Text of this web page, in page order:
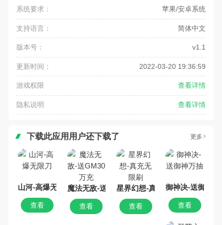
系统要求： 苹果/安卓系统
支持语言： 简体中文
版本号： v1.1
更新时间： 2022-03-20 19:36:59
游戏权限 查看详情
隐私说明 查看详情
下载此应用用户还下载了 更多
山河-高爆无限刀
查看
魔法无敌-送GM30万充
查看
星界幻想-真充无限刷
查看
御神决-送御神万
查看